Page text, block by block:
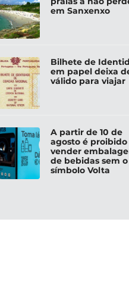
em Sanxenxo
Bilhete de
em papel deixa
válido para viajar
A partir de 10 de
agosto é proibido
vender
de bebidas sem o
símbolo Volta